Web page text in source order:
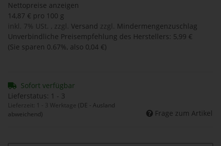
Nettopreise anzeigen
14,87 € pro 100 g
inkl. 7% USt. , zzgl. Versand zzgl.
Mindermengenzuschlag
Unverbindliche Preisempfehlung des Herstellers: 5,99 €
(Sie sparen 0.67%, also 0,04 €)
Sofort verfügbar
Lieferstatus: 1 - 3
Lieferzeit: 1 - 3 Werktage (DE - Ausland
abweichend)
Frage zum Artikel